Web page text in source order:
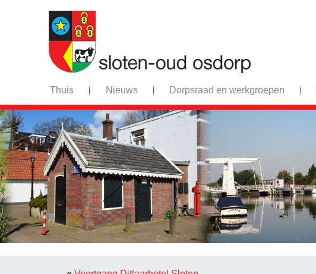
Thuis Nieuws Dorpsraad en werkgroepen